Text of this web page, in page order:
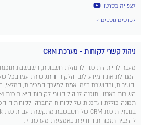
לצפייה בסרטון
לפרטים נוספים >
ניהול קשרי לקוחות - מערכת CRM
המנהלת את המידע לגבי הלקוח והתקשורת עמו בכל
והשירות, ומקושרת בזמן אמת למערך המכירות, המלאי,
תמונה כוללת ועדכנית של לקוחות החברה ולקוחותיה
להעביר תזכורות והודעות באמצעות מערכת זו.